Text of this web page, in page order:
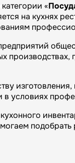
«
на кухнях
в условиях